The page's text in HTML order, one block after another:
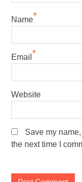
Name*
Email *
Website
Save my
the next time I